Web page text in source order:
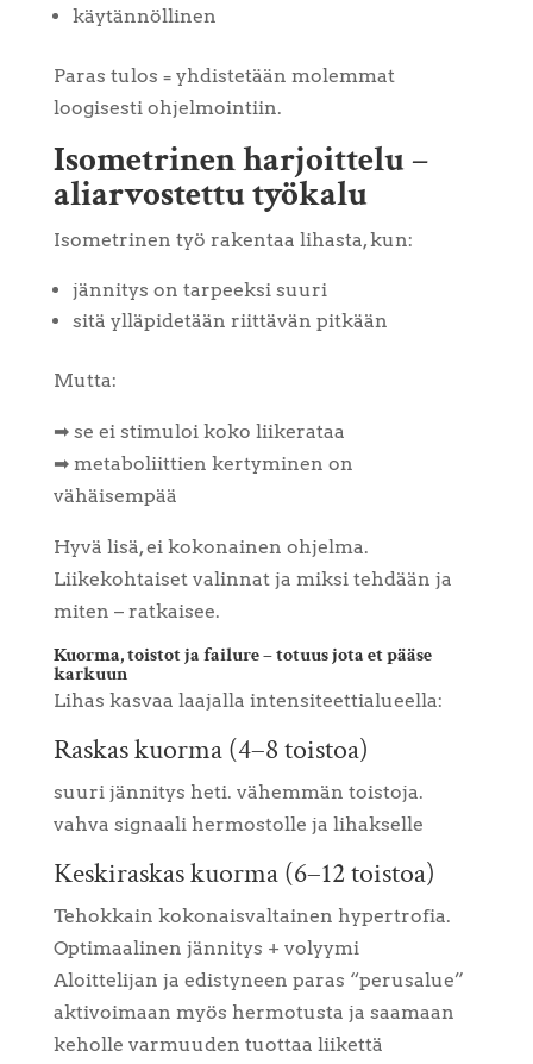
käytännöllinen
Paras tulos = yhdistetään molemmat
loogisesti ohjelmointiin.
Isometrinen harjoittelu –
aliarvostettu työkalu
Isometrinen työ rakentaa lihasta, kun:
jännitys on tarpeeksi suuri
sitä ylläpidetään riittävän pitkään
Mutta:
➡ se ei stimuloi koko liikerataa
➡ metaboliittien kertyminen on
vähäisempää
Hyvä lisä, ei kokonainen ohjelma.
Liikekohtaiset valinnat ja miksi tehdään ja
miten – ratkaisee.
Kuorma, toistot ja failure – totuus jota et pääse
karkuun
Lihas kasvaa laajalla intensiteettialueella:
Raskas kuorma (4–8 toistoa)
suuri jännitys heti. vähemmän toistoja.
vahva signaali hermostolle ja lihakselle
Keskiraskas kuorma (6–12 toistoa)
Tehokkain kokonaisvaltainen hypertrofia.
Optimaalinen jännitys + volyymi
Aloittelijan ja edistyneen paras “perusalue”
aktivoimaan myös hermotusta ja saamaan
keholle varmuuden tuottaa liikettä